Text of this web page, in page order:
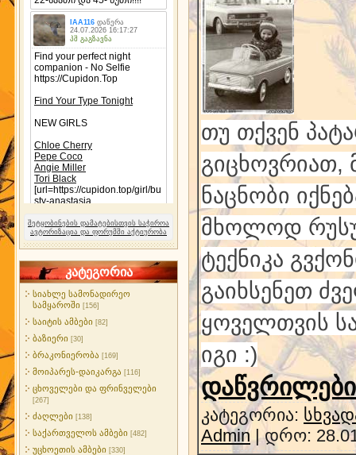
შეტყობინების დამატებისთვის საჭიროა
ავტორიზაცია და ფორუმში აქტიურობა
კატეგორია
სიახლე სამონადირეო
სამყაროში [156]
საიტის ამბები [82]
ბაზიერი [30]
ბრაკონიერობა [169]
მოიპარეს-დაიკარგა [116]
ცხოველები და ფრინველები
[267]
ძაღლები [138]
საქართველოს ამბები [482]
უცხოეთის ამბები [330]
თუ თქვენ
გიცხოვრიათ,
ნაცნობი
მხოლოდ
ტექნიკა
გაიხსენეთ
ყოველთვის
იგი :)
კატეგორია:
Admin | დრო: